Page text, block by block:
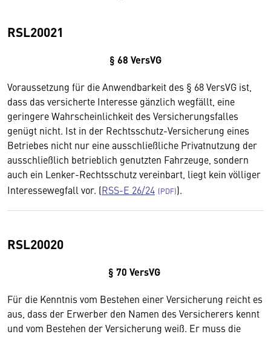
RSL20021
§ 68 VersVG
Voraussetzung für die Anwendbarkeit des § 68 VersVG ist,
dass das versicherte Interesse gänzlich wegfällt, eine
geringere Wahrscheinlichkeit des Versicherungsfalles
genügt nicht. Ist in der Rechtsschutz-Versicherung eines
Betriebes nicht nur eine ausschließliche Privatnutzung der
ausschließlich betrieblich genutzten Fahrzeuge, sondern
auch ein Lenker-Rechtsschutz vereinbart, liegt kein völliger
Interessewegfall vor. (RSS-E 26/24 ).
RSL20020
§ 70 VersVG
Für die Kenntnis vom Bestehen einer Versicherung reicht es
aus, dass der Erwerber den Namen des Versicherers kennt
und vom Bestehen der Versicherung weiß. Er muss die